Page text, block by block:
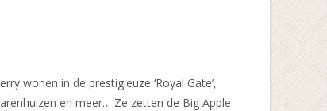
wonen in de prestigieuze ‘Royal Gate’,
en meer… Ze zetten de Big Apple